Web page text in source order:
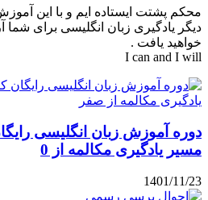
محکم پشتت ایستاده ایم و با این
دیگر یادگیری زبان انگلیسی برای شما
خواهید یافت .
I can and I will
دوره آموزش زبان انگلیسی
مسیر یادگیری مکالمه از 0
1401/11/23